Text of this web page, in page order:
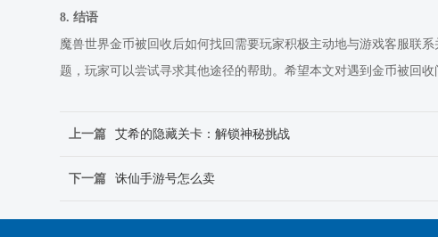
8. 结语
魔兽世界金币被回收后如何找回需要玩家积极主动地与游戏客服联
题，玩家可以尝试寻求其他途径的帮助。希望本文对遇到金币被回收
上一篇 艾希的隐藏关卡：解锁神秘挑战
下一篇 诛仙手游号怎么卖